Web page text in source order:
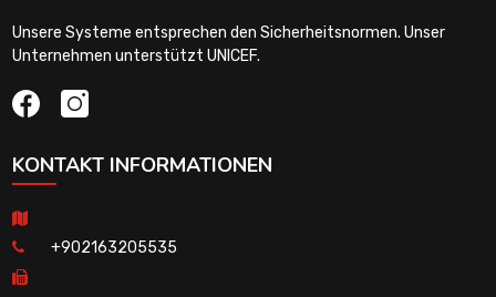
Unsere Systeme entsprechen den Sicherheitsnormen. Unser
Unternehmen unterstützt UNICEF.
KONTAKT INFORMATIONEN
+902163205535